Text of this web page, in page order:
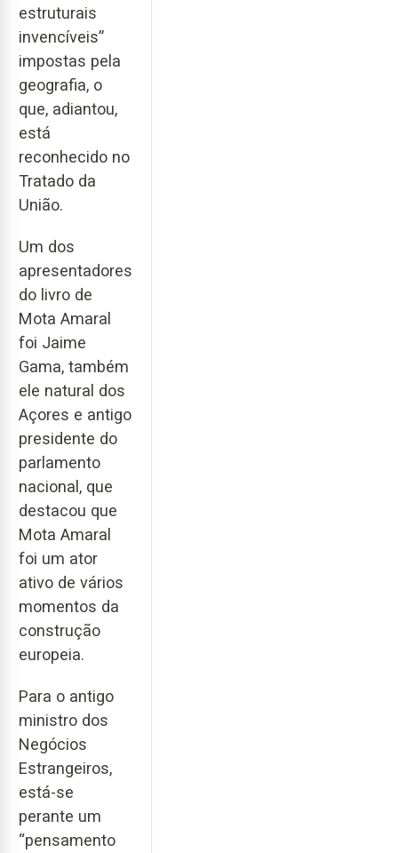
estruturais
invencíveis”
impostas pela
geografia, o
que, adiantou,
está
reconhecido no
Tratado da
União.
Um dos
apresentadores
do livro de
Mota Amaral
foi Jaime
Gama, também
ele natural dos
Açores e antigo
presidente do
parlamento
nacional, que
destacou que
Mota Amaral
foi um ator
ativo de vários
momentos da
construção
europeia.
Para o antigo
ministro dos
Negócios
Estrangeiros,
está-se
perante um
“pensamento